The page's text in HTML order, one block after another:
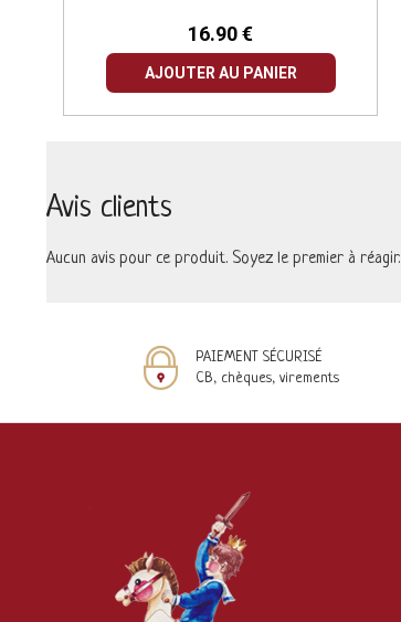
16.90 €
AJOUTER AU PANIER
Avis clients
Aucun avis pour ce produit. Soyez le premier à réagir.
PAIEMENT SÉCURISÉ
CB, chèques, virements